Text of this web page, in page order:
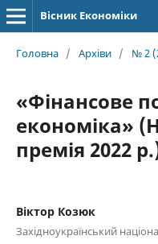
Вісник Економіки
Головна / Архіви / № 2
«Фінансове
економіка»
премія 2022
Віктор Козюк
Західноукраїнський